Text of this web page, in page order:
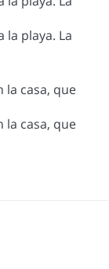
la playa. La
la casa, que
la casa, que